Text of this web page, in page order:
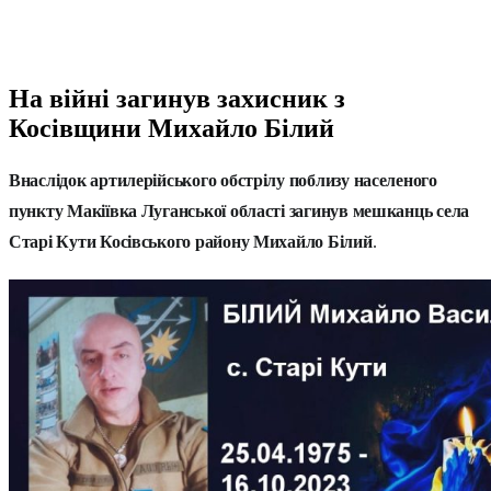
На війні загинув захисник з
Косівщини Михайло Білий
Внаслідок артилерійського обстрілу поблизу населеного
пункту Макіївка Луганської області загинув мешканць села
Старі Кути Косівського районуМихайло Білий.